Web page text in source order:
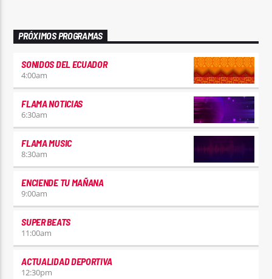
PRÓXIMOS PROGRAMAS
SONIDOS DEL ECUADOR
4:00am
FLAMA NOTICIAS
6:30am
FLAMA MUSIC
8:30am
ENCIENDE TU MAÑANA
9:00am
SUPER BEATS
11:00am
ACTUALIDAD DEPORTIVA
12:30pm